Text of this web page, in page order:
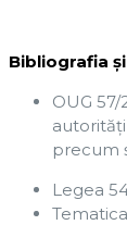
Bibliografia
OUG
precum
Legea